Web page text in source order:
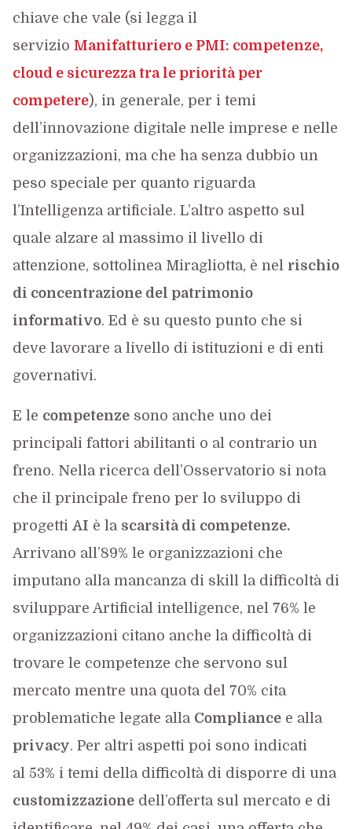
chiave che vale (si legga il
servizio Manifatturiero e PMI: competenze,
cloud e sicurezza tra le priorità per
competere), in generale, per i temi
dell’innovazione digitale nelle imprese e nelle
organizzazioni, ma che ha senza dubbio un
peso speciale per quanto riguarda
l’Intelligenza artificiale. L’altro aspetto sul
quale alzare al massimo il livello di
attenzione, sottolinea Miragliotta, è nel rischio
di concentrazione del patrimonio
informativo. Ed è su questo punto che si
deve lavorare a livello di istituzioni e di enti
governativi.
E le competenzesono anche uno dei
principali fattori abilitanti o al contrario un
freno. Nella ricerca dell’Osservatorio si nota
che il principale freno per lo sviluppo di
progetti AI è la scarsità di competenze.
Arrivano all’89% le organizzazioni che
imputano alla mancanza di skill la difficoltà di
sviluppare Artificial intelligence, nel 76% le
organizzazioni citano anche la difficoltà di
trovare le competenze che servono sul
mercato mentre una quota del 70% cita
problematiche legate alla Compliancee alla
privacy. Per altri aspetti poi sono indicati
al 53% i temi della difficoltà di disporre di una
customizzazionedell’offerta sul mercato e di